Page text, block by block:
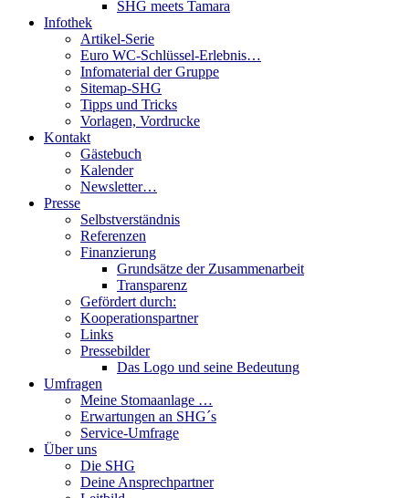
SHG meets Tamara
Infothek
Artikel-Serie
Euro WC-Schlüssel-Erlebnis…
Infomaterial der Gruppe
Sitemap-SHG
Tipps und Tricks
Vorlagen, Vordrucke
Kontakt
Gästebuch
Kalender
Newsletter…
Presse
Selbstverständnis
Referenzen
Finanzierung
Grundsätze der Zusammenarbeit
Transparenz
Gefördert durch:
Kooperationspartner
Links
Pressebilder
Das Logo und seine Bedeutung
Umfragen
Meine Stomaanlage …
Erwartungen an SHG´s
Service-Umfrage
Über uns
Die SHG
Deine Ansprechpartner